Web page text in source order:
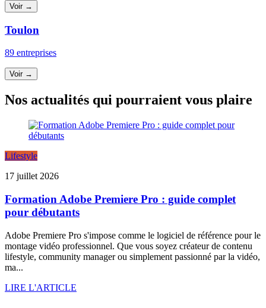
Voir →
Toulon
89 entreprises
Voir →
Nos actualités qui pourraient vous plaire
Lifestyle
17 juillet 2026
Formation Adobe Premiere Pro : guide complet
pour débutants
Adobe Premiere Pro s'impose comme le logiciel de référence pour le
montage vidéo professionnel. Que vous soyez créateur de contenu
lifestyle, community manager ou simplement passionné par la vidéo,
ma...
LIRE L'ARTICLE